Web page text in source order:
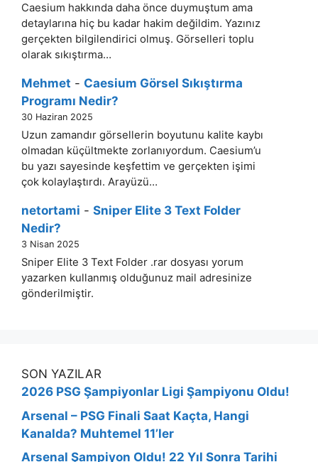
Caesium hakkında daha önce duymuştum ama
detaylarına hiç bu kadar hakim değildim. Yazınız
gerçekten bilgilendirici olmuş. Görselleri toplu
olarak sıkıştırma…
Mehmet - Caesium Görsel Sıkıştırma
Programı Nedir?
30 Haziran 2025
Uzun zamandır görsellerin boyutunu kalite kaybı
olmadan küçültmekte zorlanıyordum. Caesium’u
bu yazı sayesinde keşfettim ve gerçekten işimi
çok kolaylaştırdı. Arayüzü…
netortami - Sniper Elite 3 Text Folder
Nedir?
3 Nisan 2025
Sniper Elite 3 Text Folder .rar dosyası yorum
yazarken kullanmış olduğunuz mail adresinize
gönderilmiştir.
SON YAZILAR
2026 PSG Şampiyonlar Ligi Şampiyonu Oldu!
Arsenal – PSG Finali Saat Kaçta, Hangi
Kanalda? Muhtemel 11’ler
Arsenal Şampiyon Oldu! 22 Yıl Sonra Tarihi